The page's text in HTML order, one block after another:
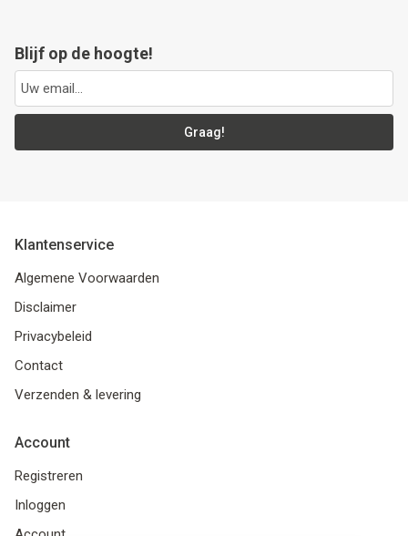
Blijf op de hoogte!
Graag!
Klantenservice
Algemene Voorwaarden
Disclaimer
Privacybeleid
Contact
Verzenden & levering
Account
Registreren
Inloggen